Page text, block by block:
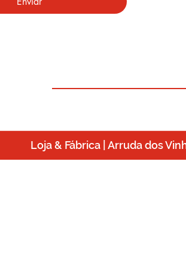
Loja & Fábrica | Arruda dos